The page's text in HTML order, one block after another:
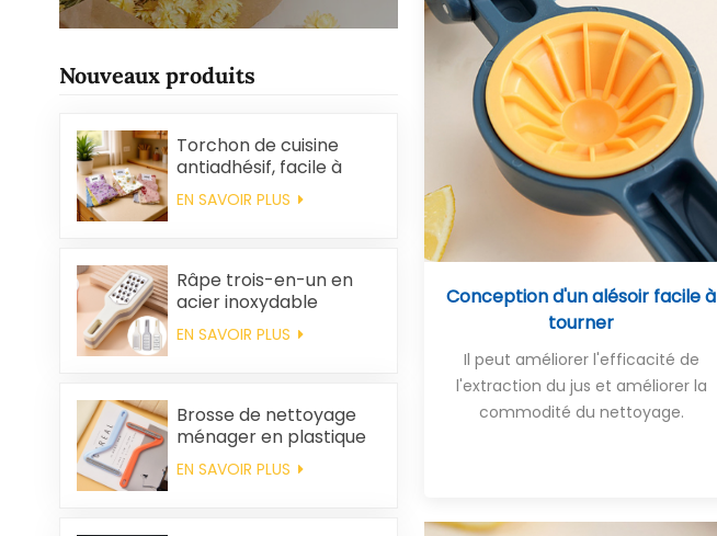
Nouveaux produits
Torchon de cuisine
antiadhésif, facile à
nettoyer, épais,
imprimé, carré, en
écologique
EN SAVOIR PLUS
Râpe trois-en-un en
acier inoxydable
EN SAVOIR PLUS
Brosse de nettoyage
ménager en plastique
pour vêtements,
élimination des poils
EN SAVOIR PLUS
Conception d'un alésoir facile à
tourner
Il peut améliorer l'efficacité de
l'extraction du jus et améliorer la
commodité du nettoyage.